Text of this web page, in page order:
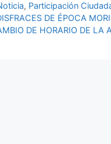
, Participación
DE ÉPOCA
DE HORARIO DE LA